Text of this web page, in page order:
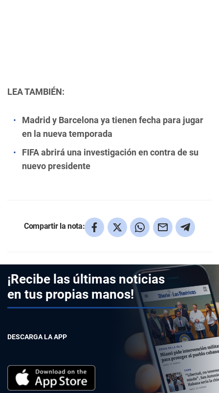
LEA TAMBIÉN:
Madrid y Barcelona ya tienen fecha para jugar
en la nueva temporada
FIFA abrirá una investigación en contra de su
nuevo presidente
Compartir la nota:
¡Recibe las últimas noticias
en tus propias manos!
DESCARGA LA APP